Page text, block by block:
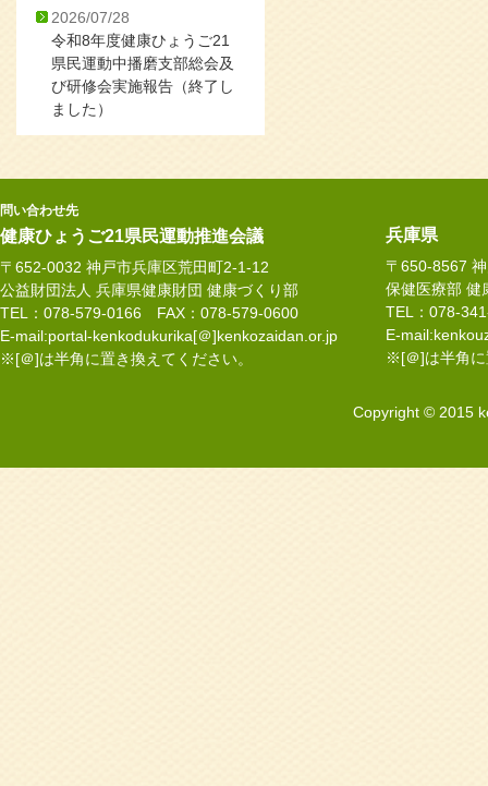
2026/07/28
令和8年度健康ひょうご21
県民運動中播磨支部総会及
び研修会実施報告（終了し
ました）
問い合わせ先
健康ひょうご21県民運動推進会議
〒652-0032 神戸市兵庫区荒田町2-1-12
公益財団法人 兵庫県健康財団 健康づくり部
TEL：078-579-0166 FAX：078-579-0600
E-mail:portal-kenkodukurika[＠]kenkozaidan.or.jp
※[＠]は半角に置き換えてください。
兵庫県
〒650-8567
保健医療部 健
TEL：078-
E-
※[＠]は半角に
Copyright © 2015